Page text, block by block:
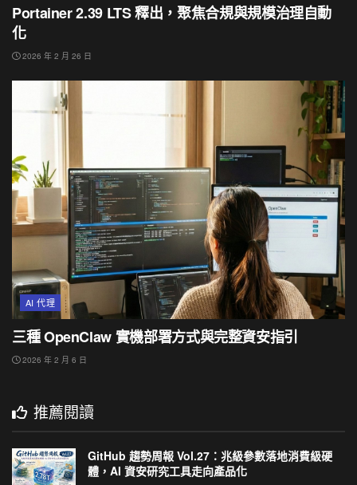
Portainer 2.39 LTS 釋出，聚焦合規與規模治理自動
化
2026 年 2 月 26 日
AI 代理
三種 OpenClaw 實機部署方式與完整資安指引
2026 年 2 月 6 日
推薦閱讀
GitHub 趨勢周報 Vol.27：兆級參數落地消費級硬
體，AI 資安研究工具走向產品化